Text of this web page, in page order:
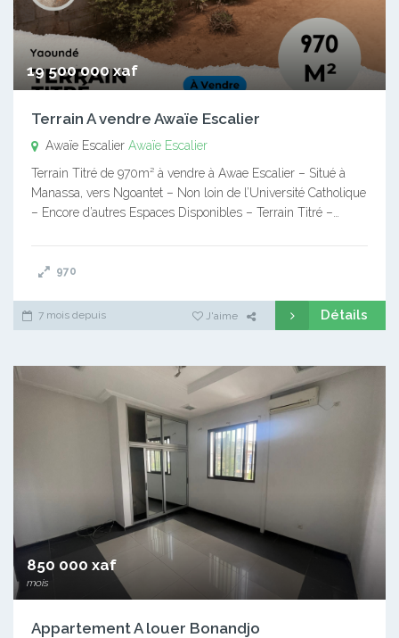
19 500 000 xaf
Terrain A vendre Awaïe Escalier
Awaïe Escalier Awaïe Escalier
Terrain Titré de 970m² à vendre à Awae Escalier – Situé à
Manassa, vers Ngoantet – Non loin de l’Université Catholique
– Encore d’autres Espaces Disponibles – Terrain Titré –…
970
7 mois depuis J'aime Détails
850 000 xaf
mois
Appartement A louer Bonandjo